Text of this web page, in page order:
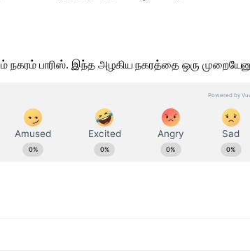
பாரிஸ். இந்த அழகிய நகரத்தை ஒரு முறையேனும்